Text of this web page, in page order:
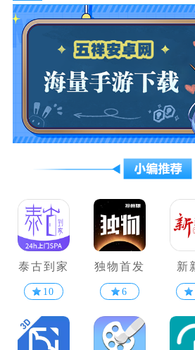
泰古到家
10
独物首发
6
新